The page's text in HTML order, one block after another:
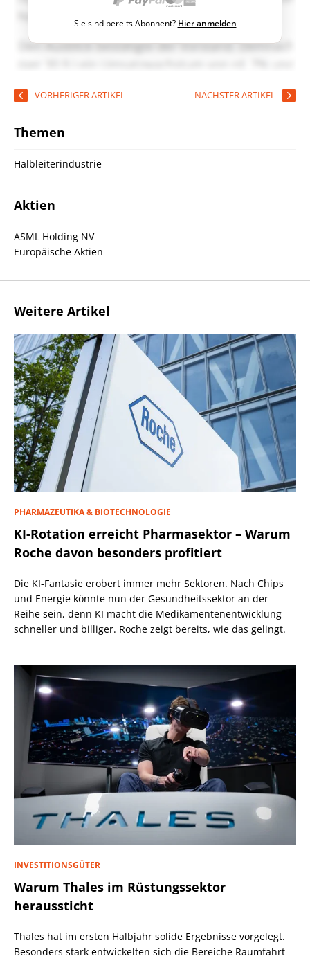
Sie sind bereits Abonnent? Hier anmelden
VORHERIGER ARTIKEL NÄCHSTER ARTIKEL
Themen
Halbleiterindustrie
Aktien
ASML Holding NV
Europäische Aktien
Weitere Artikel
PHARMAZEUTIKA & BIOTECHNOLOGIE
KI-Rotation erreicht Pharmasektor – Warum
Roche davon besonders profitiert
Die KI-Fantasie erobert immer mehr Sektoren. Nach Chips
und Energie könnte nun der Gesundheitssektor an der
Reihe sein, denn KI macht die Medikamentenentwicklung
schneller und billiger. Roche zeigt bereits, wie das gelingt.
INVESTITIONSGÜTER
Warum Thales im Rüstungssektor
heraussticht
Thales hat im ersten Halbjahr solide Ergebnisse vorgelegt.
Besonders stark entwickelten sich die Bereiche Raumfahrt